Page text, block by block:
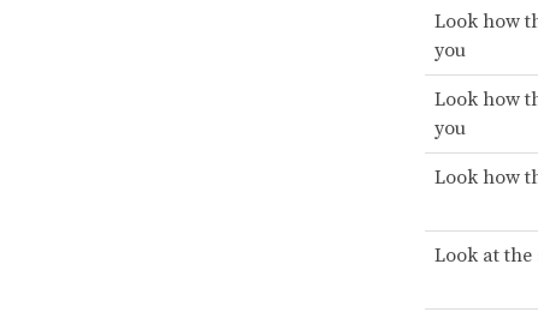
Look how
you
Look how
you
Look how
Look at the